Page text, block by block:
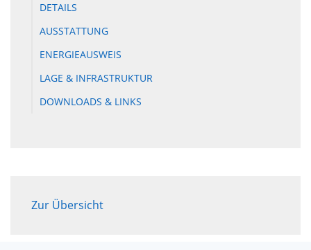
DETAILS
AUSSTATTUNG
ENERGIEAUSWEIS
LAGE & INFRASTRUKTUR
DOWNLOADS & LINKS
Zur Übersicht